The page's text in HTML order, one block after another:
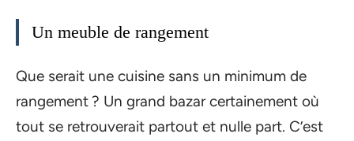
Un meuble de rangement
Que serait une cuisine sans un minimum de
rangement ? Un grand bazar certainement où
tout se retrouverait partout et nulle part. C’est